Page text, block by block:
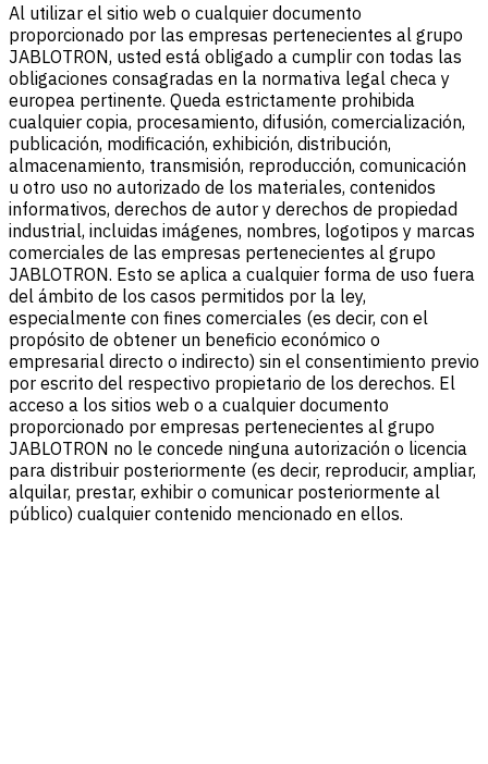
Al utilizar el sitio web o cualquier documento
proporcionado por las empresas pertenecientes al grupo
JABLOTRON, usted está obligado a cumplir con todas las
obligaciones consagradas en la normativa legal checa y
europea pertinente. Queda estrictamente prohibida
cualquier copia, procesamiento, difusión, comercialización,
publicación, modificación, exhibición, distribución,
almacenamiento, transmisión, reproducción, comunicación
u otro uso no autorizado de los materiales, contenidos
informativos, derechos de autor y derechos de propiedad
industrial, incluidas imágenes, nombres, logotipos y marcas
comerciales de las empresas pertenecientes al grupo
JABLOTRON. Esto se aplica a cualquier forma de uso fuera
del ámbito de los casos permitidos por la ley,
especialmente con fines comerciales (es decir, con el
propósito de obtener un beneficio económico o
empresarial directo o indirecto) sin el consentimiento previo
por escrito del respectivo propietario de los derechos. El
acceso a los sitios web o a cualquier documento
proporcionado por empresas pertenecientes al grupo
JABLOTRON no le concede ninguna autorización o licencia
para distribuir posteriormente (es decir, reproducir, ampliar,
alquilar, prestar, exhibir o comunicar posteriormente al
público) cualquier contenido mencionado en ellos.